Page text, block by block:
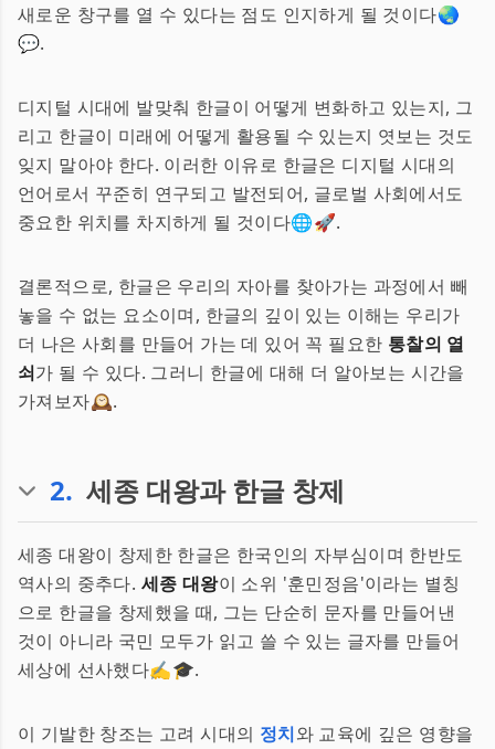
새로운 창구를 열 수 있다는 점도 인지하게 될 것이다🌏
💬.
디지털 시대에 발맞춰 한글이 어떻게 변화하고 있는지, 그
리고 한글이 미래에 어떻게 활용될 수 있는지 엿보는 것도
잊지 말아야 한다. 이러한 이유로 한글은 디지털 시대의
언어로서 꾸준히 연구되고 발전되어, 글로벌 사회에서도
중요한 위치를 차지하게 될 것이다🌐🚀.
결론적으로, 한글은 우리의 자아를 찾아가는 과정에서 빼
놓을 수 없는 요소이며, 한글의 깊이 있는 이해는 우리가
더 나은 사회를 만들어 가는 데 있어 꼭 필요한 통찰의 열
쇠가 될 수 있다. 그러니 한글에 대해 더 알아보는 시간을
가져보자🕰️.
2. 세종 대왕과 한글 창제
세종 대왕이 창제한 한글은 한국인의 자부심이며 한반도
역사의 중추다. 세종 대왕이 소위 '훈민정음'이라는 별칭
으로 한글을 창제했을 때, 그는 단순히 문자를 만들어낸
것이 아니라 국민 모두가 읽고 쓸 수 있는 글자를 만들어
세상에 선사했다✍️🎓.
이 기발한 창조는 고려 시대의 정치와 교육에 깊은 영향을